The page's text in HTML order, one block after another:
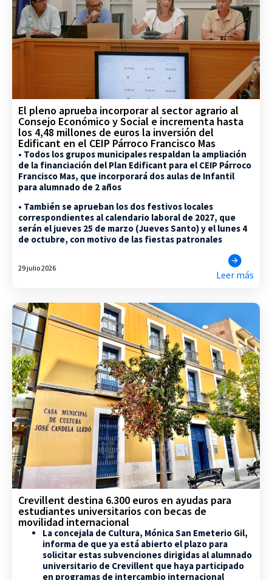
El pleno aprueba incorporar al sector agrario al
Consejo Económico y Social e incrementa hasta
los 4,48 millones de euros la inversión del
Edificant en el CEIP Párroco Francisco Mas
• Todos los grupos municipales respaldan la ampliación
de la financiación del Plan Edificant para el CEIP Párroco
Francisco Mas, que incorporará dos aulas de Infantil
para alumnado de 2 años
• También se aprueban los dos festivos locales
correspondientes al calendario laboral de 2027, que
serán el jueves 25 de marzo (Jueves Santo) y el lunes 4
de octubre, con motivo de las fiestas patronales
29 julio 2026
Leer más
Crevillent destina 6.300 euros en ayudas para
estudiantes universitarios con becas de
movilidad internacional
La concejala de Cultura, Mónica San Emeterio Gil,
informa de que ya está abierto el plazo para
solicitar estas subvenciones dirigidas al alumnado
universitario de Crevillent que haya participado
en programas de intercambio internacional